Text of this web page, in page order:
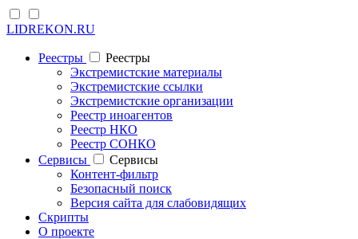
LIDREKON.RU
Реестры
Реестры
Экстремистские материалы
Экстремистские ссылки
Экстремистские организации
Реестр иноагентов
Реестр НКО
Реестр СОНКО
Cервисы
Cервисы
Контент-фильтр
Безопасный поиск
Версия сайта для слабовидящих
Скрипты
О проекте